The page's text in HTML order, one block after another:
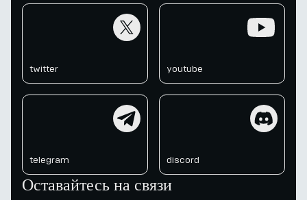
twitter youtube
telegram discord
Оставайтесь на связи